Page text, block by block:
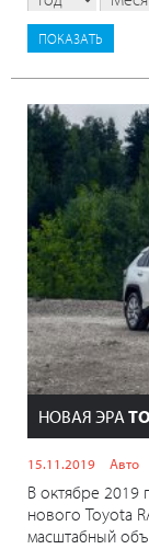
НОВАЯ ЭРА
15.11.2019 Авто
В октябре 2019
нового Toyota
масштабный